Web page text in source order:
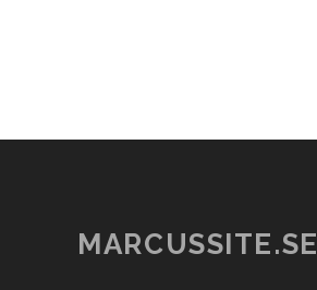
MARCUSSITE.SE